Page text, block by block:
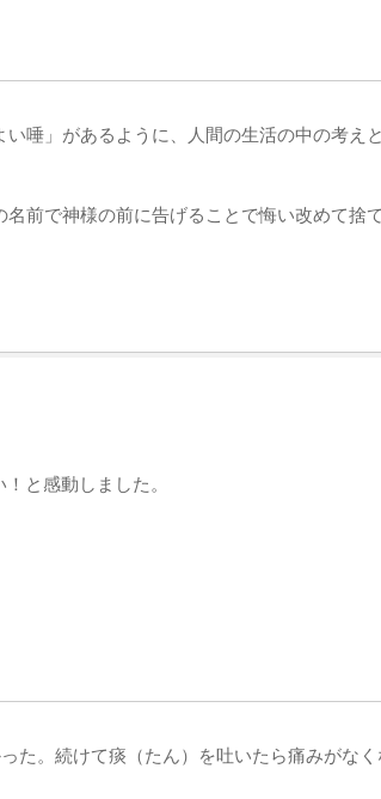
唾」があるように、人間の生活の中の考え
前で神様の前に告げることで悔い改めて捨
と感動しました。
た。続けて痰（たん）を吐いたら痛みがなく